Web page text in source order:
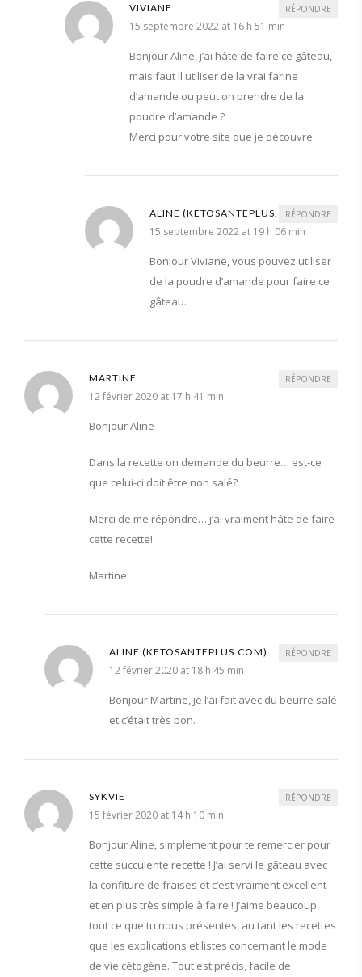
VIVIANE
15 septembre 2022 at 16 h 51 min
Bonjour Aline, j’ai hâte de faire ce gâteau,
mais faut il utiliser de la vrai farine
d’amande ou peut on prendre de la
poudre d’amande ?
Merci pour votre site que je découvre
RÉPONDRE
ALINE (KETOSANTEPLUS.COM)
15 septembre 2022 at 19 h 06 min
Bonjour Viviane, vous pouvez utiliser
de la poudre d’amande pour faire ce
gâteau.
RÉPONDRE
MARTINE
12 février 2020 at 17 h 41 min
Bonjour Aline
Dans la recette on demande du beurre… est-ce
que celui-ci doit être non salé?
Merci de me répondre… j’ai vraiment hâte de faire
cette recette!
Martine
RÉPONDRE
ALINE (KETOSANTEPLUS.COM)
12 février 2020 at 18 h 45 min
Bonjour Martine, je l’ai fait avec du beurre salé
et c’était très bon.
RÉPONDRE
SYKVIE
15 février 2020 at 14 h 10 min
Bonjour Aline, simplement pour te remercier pour
cette succulente recette ! J’ai servi le gâteau avec
la confiture de fraises et c’est vraiment excellent
et en plus très simple à faire ! J’aime beaucoup
tout ce que tu nous présentes, au tant les recettes
que les explications et listes concernant le mode
de vie cétogène. Tout est précis, facile de
RÉPONDRE